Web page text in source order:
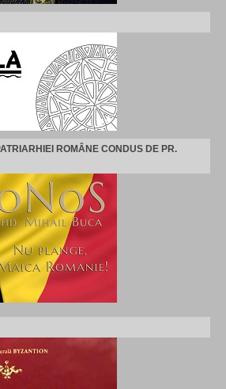
ROMÂNE CONDUS DE PR.